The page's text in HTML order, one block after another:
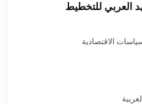
العربي للتخطيط
الاقتصادية